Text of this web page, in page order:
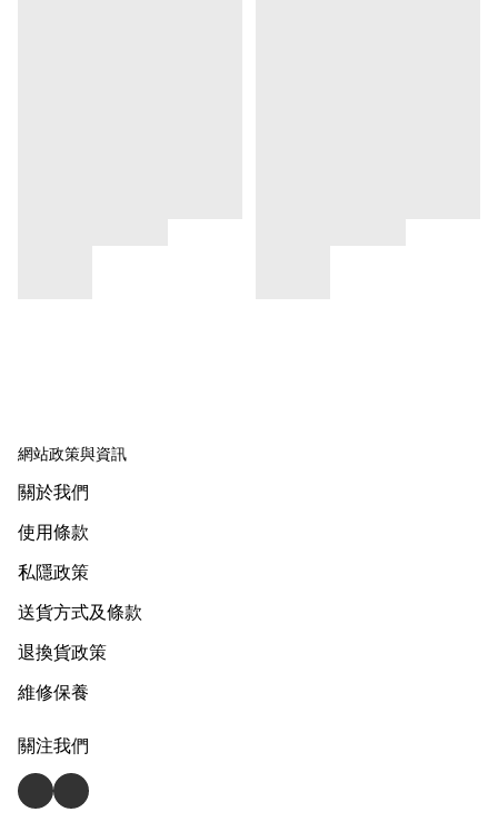
網站政策與資訊
關於我們
使用條款
私隱政策
送貨方式及條款
退換貨政策
維修保養
關注我們